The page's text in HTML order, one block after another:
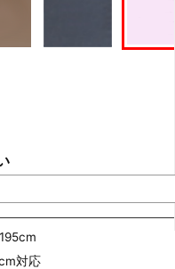
対応